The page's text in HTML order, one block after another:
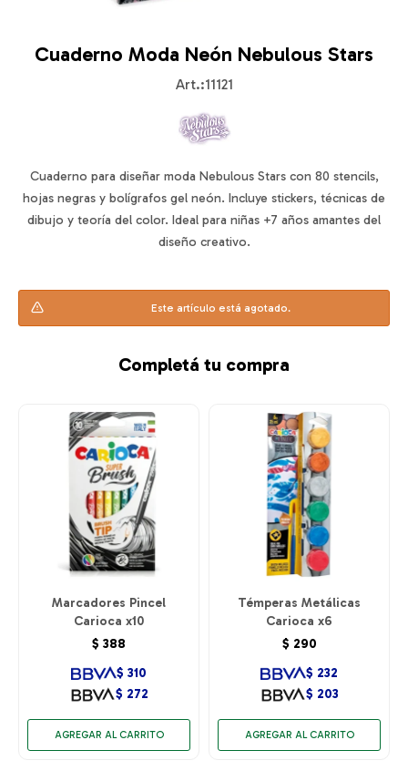
Cuaderno Moda Neón Nebulous Stars
11121
Cuaderno para diseñar moda Nebulous Stars con 80 stencils,
hojas negras y bolígrafos gel neón. Incluye stickers, técnicas de
dibujo y teoría del color. Ideal para niñas +7 años amantes del
diseño creativo.
Este artículo está agotado.
Completá tu compra
Marcadores Pincel
Carioca x10
$ 388
$ 272
$ 310
Témperas Metálicas
Carioca x6
$ 290
$ 203
$ 232